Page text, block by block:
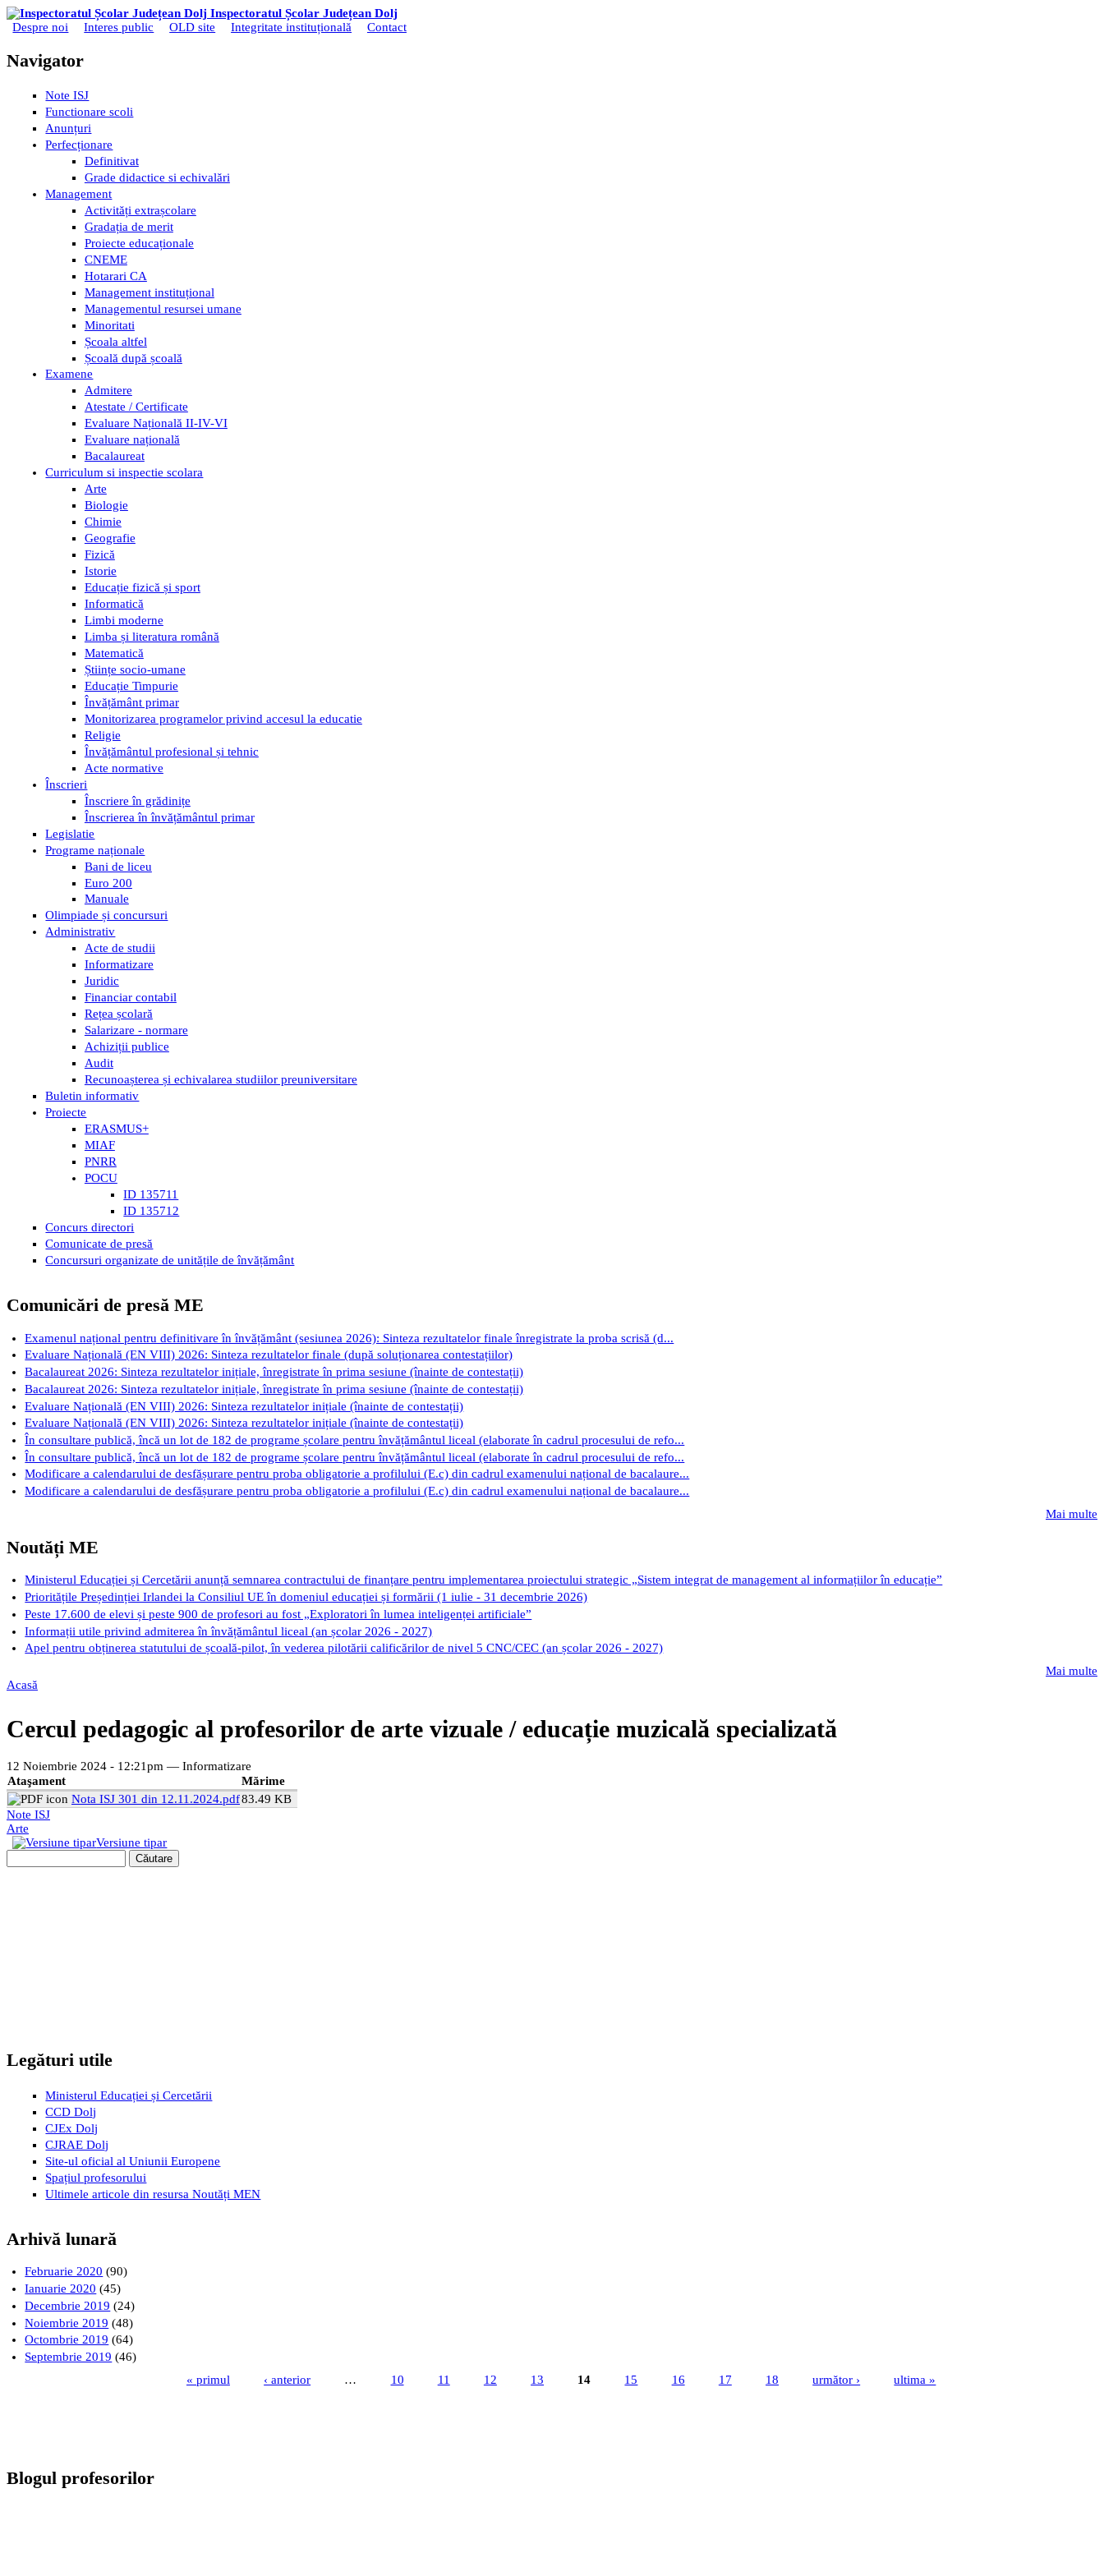
Mergi la conţinutul principal Inspectoratul Școlar Județean Dolj
Despre noi Interes public OLD site Integritate instituțională Contact
Navigator
Note ISJ
Functionare scoli
Anunțuri
Perfecționare
Definitivat
Grade didactice si echivalări
Management
Activități extrașcolare
Gradația de merit
Proiecte educaționale
CNEME
Hotarari CA
Management instituțional
Managementul resursei umane
Minoritati
Școala altfel
Școală după școală
Examene
Admitere
Atestate / Certificate
Evaluare Națională II-IV-VI
Evaluare națională
Bacalaureat
Curriculum si inspectie scolara
Arte
Biologie
Chimie
Geografie
Fizică
Istorie
Educație fizică și sport
Informatică
Limbi moderne
Limba și literatura română
Matematică
Științe socio-umane
Educație Timpurie
Învățământ primar
Monitorizarea programelor privind accesul la educatie
Religie
Învățământul profesional și tehnic
Acte normative
Înscrieri
Înscriere în grădinițe
Înscrierea în învățământul primar
Legislatie
Programe naționale
Bani de liceu
Euro 200
Manuale
Olimpiade și concursuri
Administrativ
Acte de studii
Informatizare
Juridic
Financiar contabil
Rețea școlară
Salarizare - normare
Achiziții publice
Audit
Recunoașterea și echivalarea studiilor preuniversitare
Buletin informativ
Proiecte
ERASMUS+
MIAF
PNRR
POCU
ID 135711
ID 135712
Concurs directori
Comunicate de presă
Concursuri organizate de unitățile de învățământ
Comunicări de presă ME
Examenul național pentru definitivare în învățământ (sesiunea 2026): Sinteza rezultatelor finale înregistrate la proba scrisă (d...
Evaluare Națională (EN VIII) 2026: Sinteza rezultatelor finale (după soluționarea contestațiilor)
Bacalaureat 2026: Sinteza rezultatelor inițiale, înregistrate în prima sesiune (înainte de contestații)
Bacalaureat 2026: Sinteza rezultatelor inițiale, înregistrate în prima sesiune (înainte de contestații)
Evaluare Națională (EN VIII) 2026: Sinteza rezultatelor inițiale (înainte de contestații)
Evaluare Națională (EN VIII) 2026: Sinteza rezultatelor inițiale (înainte de contestații)
În consultare publică, încă un lot de 182 de programe școlare pentru învățământul liceal (elaborate în cadrul procesului de refo...
În consultare publică, încă un lot de 182 de programe școlare pentru învățământul liceal (elaborate în cadrul procesului de refo...
Modificare a calendarului de desfășurare pentru proba obligatorie a profilului (E.c) din cadrul examenului național de bacalaure...
Modificare a calendarului de desfășurare pentru proba obligatorie a profilului (E.c) din cadrul examenului național de bacalaure...
Mai multe
Noutăți ME
Ministerul Educației și Cercetării anunță semnarea contractului de finanțare pentru implementarea proiectului strategic „Sistem integrat de management al informațiilor în educație”
Prioritățile Președinției Irlandei la Consiliul UE în domeniul educației și formării (1 iulie - 31 decembrie 2026)
Peste 17.600 de elevi și peste 900 de profesori au fost „Exploratori în lumea inteligenței artificiale”
Informații utile privind admiterea în învățământul liceal (an școlar 2026 - 2027)
Apel pentru obținerea statutului de școală-pilot, în vederea pilotării calificărilor de nivel 5 CNC/CEC (an școlar 2026 - 2027)
Mai multe
Acasă
Cercul pedagogic al profesorilor de arte vizuale / educație muzicală specializată
12 Noiembrie 2024 - 12:21pm — Informatizare
Ataşament
Mărime
Nota ISJ 301 din 12.11.2024.pdf83.49 KB
Note ISJ
Arte
Versiune tipar
Legături utile
Ministerul Educației și Cercetării
CCD Dolj
CJEx Dolj
CJRAE Dolj
Site-ul oficial al Uniunii Europene
Spațiul profesorului
Ultimele articole din resursa Noutăți MEN
Arhivă lunară
Februarie 2020 (90)
Ianuarie 2020 (45)
Decembrie 2019 (24)
Noiembrie 2019 (48)
Octombrie 2019 (64)
Septembrie 2019 (46)
« primul ‹ anterior … 10 11 12 13 14 15 16 17 18 următor › ultima »
Blogul profesorilor